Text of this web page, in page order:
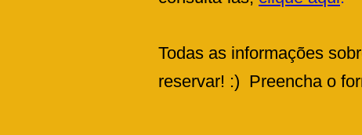
Todas as informações
reservar! :) Preencha o